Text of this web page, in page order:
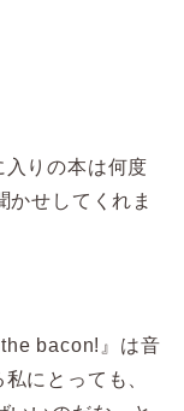
入りの本は何度
かせしてくれま
bacon!』は音
にとっても、